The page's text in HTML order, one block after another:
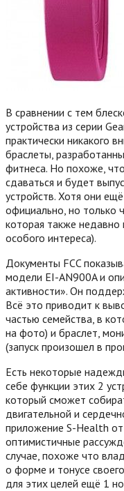
В сравнении с тем
устройства из серии
практически никакого
браслеты,
фитнеса. Но похоже,
сдаваться и будет
устройств. Хотя они
официально, но только
которая также недавно
особого интереса).
Документы FCC
модели EI-AN900A и
активности». Он
Всё это приводит к
частью семейства, в
на фото) и браслет,
(запуск произошел в
Есть некоторые
себе функции этих 2
который сможет
двигательной и
приложение S-Health
оптимистичные
случае, похоже что
о форме и тонусе
для этих целей ещё 1